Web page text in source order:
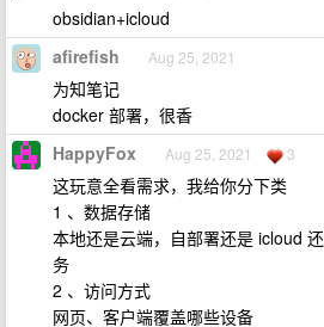
obsidian+icloud
afirefish Aug 25, 2021
为知笔记
docker 部署，很香
HappyFox Aug 25, 2021 3
这玩意全看需求，我给你分下类
1 、数据存储
本地还是云端，自部署还是 icloud
务
2 、访问方式
网页、客户端覆盖哪些设备